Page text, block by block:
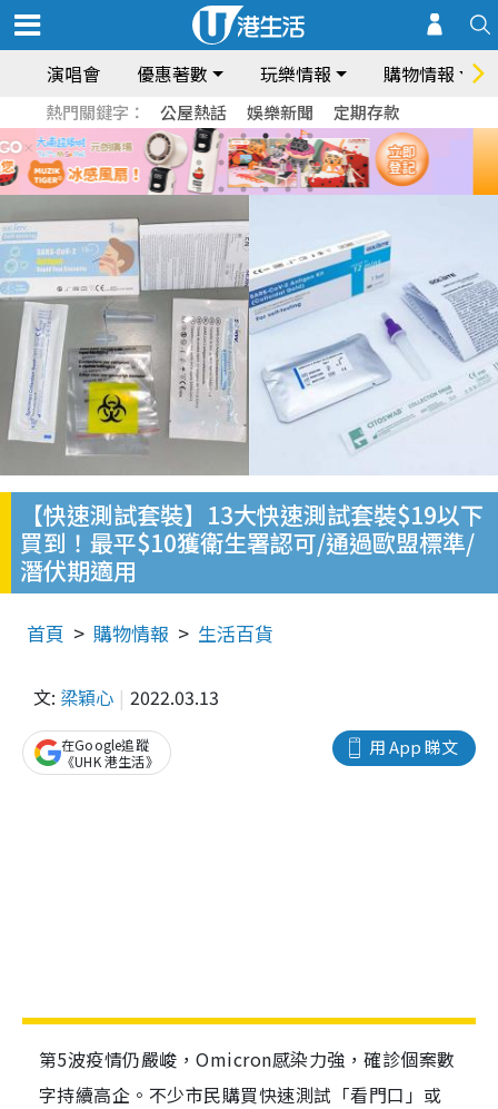
演唱會 優惠著數 玩樂情報 購物情報
熱門關鍵字： 公屋熱話 娛樂新聞 定期存款
【快速測試套裝】13大快速測試套裝$19以下
買到！最平$10獲衛生署認可/通過歐盟標準/
潛伏期適用
首頁 購物情報 生活百貨
文: 梁穎心 2022.03.13
用 App 睇文
在Google追蹤
《UHK 港生活》
第5波疫情仍嚴峻，Omicron感染力強，確診個案數
字持續高企。不少市民購買快速測試「看門口」或